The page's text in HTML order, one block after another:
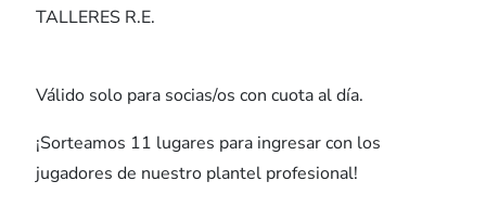
TALLERES R.E.
Válido solo para socias/os con cuota al día.
¡Sorteamos 11 lugares para ingresar con los
jugadores de nuestro plantel profesional!